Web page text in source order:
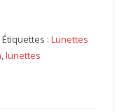
Étiquettes :Lunettes
,lunettes